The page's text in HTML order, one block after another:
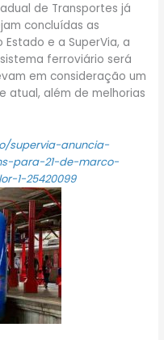
de Transportes já
concluídas as
e a SuperVia, a
ferroviário será
em consideração um
atual, além de melhorias
supervia-anuncia-
para-21-de-marco-
1-25420099